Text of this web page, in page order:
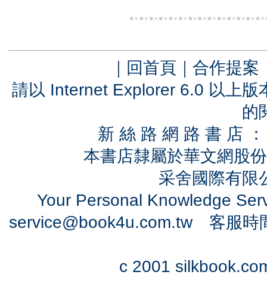
｜ 回首頁 ｜ 合作提案
請以 Internet Explorer 6.0 以上
的
新 絲 路 網 路 書 店
本書店隸屬於華文網股
采舍國際有
Your Personal Knowledge
service@book4u.com.tw客服時
c 2001